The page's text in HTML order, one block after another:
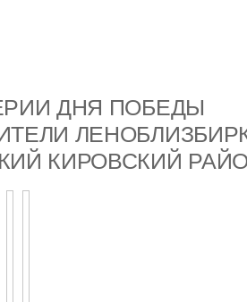
ДНЯ ПОБЕДЫ
КИРОВСКИЙ